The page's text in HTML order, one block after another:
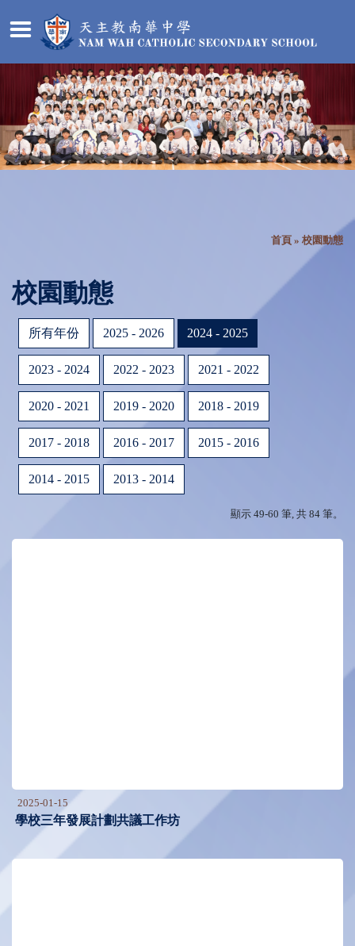
首頁 » 校園動態
校園動態
所有年份 2025 - 2026 2024 - 2025
2023 - 2024 2022 - 2023 2021 - 2022
2020 - 2021 2019 - 2020 2018 - 2019
2017 - 2018 2016 - 2017 2015 - 2016
2014 - 2015 2013 - 2014
顯示 49-60 筆, 共 84 筆。
2025-01-15
學校三年發展計劃共議工作坊